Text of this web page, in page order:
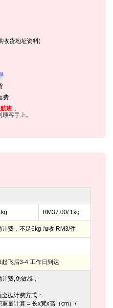
收货地址资料)
费
班，
客手上。
RM37.00/ 1kg
计费，不足6kg 加收 RM3/件
起飞后3-4 工作日到达
计费,免敏感；
全抛计费方式：
重量计算 = 长x宽x高（cm）/